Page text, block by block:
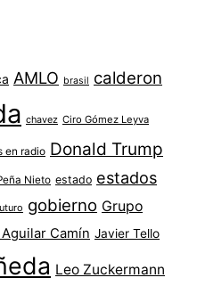
AMLO brasil calderon
chavez Ciro Gómez Leyva
en radio Donald Trump
Nieto estado estados
gobierno Grupo
Camín Javier Tello
Leo Zuckermann